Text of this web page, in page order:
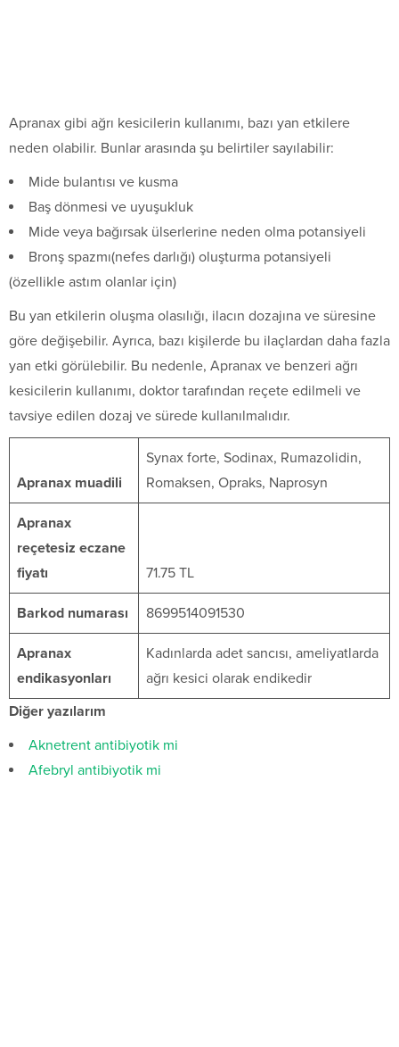
Apranax gibi ağrı kesicilerin kullanımı, bazı yan etkilere
neden olabilir. Bunlar arasında şu belirtiler sayılabilir:
Mide bulantısı ve kusma
Baş dönmesi ve uyuşukluk
Mide veya bağırsak ülserlerine neden olma potansiyeli
Bronş spazmı(nefes darlığı) oluşturma potansiyeli
(özellikle astım olanlar için)
Bu yan etkilerin oluşma olasılığı, ilacın dozajına ve süresine
göre değişebilir. Ayrıca, bazı kişilerde bu ilaçlardan daha fazla
yan etki görülebilir. Bu nedenle, Apranax ve benzeri ağrı
kesicilerin kullanımı, doktor tarafından reçete edilmeli ve
tavsiye edilen dozaj ve sürede kullanılmalıdır.
Apranax muadili
Synax forte, Sodinax, Rumazolidin,
Romaksen, Opraks, Naprosyn
Apranax
reçetesiz eczane
fiyatı
71.75 TL
Barkod numarası 8699514091530
Apranax
endikasyonları
Kadınlarda adet sancısı, ameliyatlarda
ağrı kesici olarak endikedir
Diğer yazılarım
Aknetrent antibiyotik mi
Afebryl antibiyotik mi